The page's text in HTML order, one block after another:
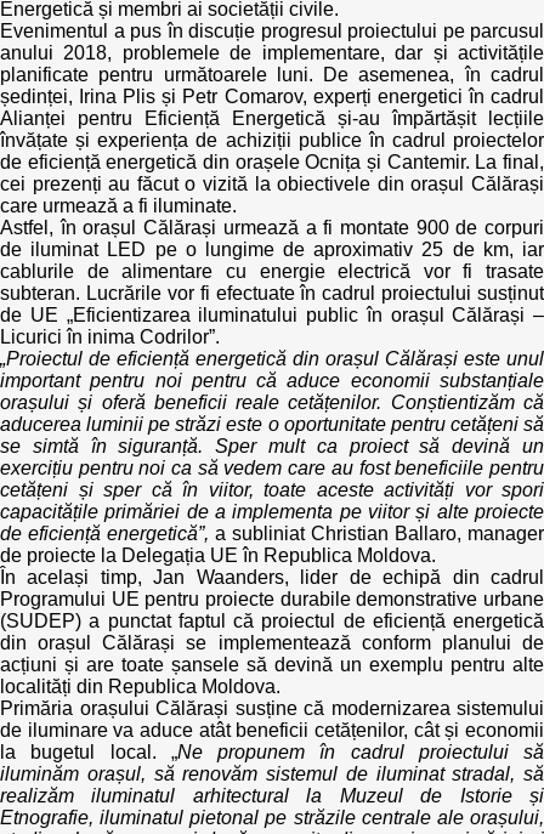
Energetică și membri ai societății civile.
Evenimentul a pus în discuție progresul proiectului pe parcusul
anului 2018, problemele de implementare, dar și activitățile
planificate pentru următoarele luni. De asemenea, în cadrul
ședinței, Irina Plis și Petr Comarov, experți energetici în cadrul
Alianței pentru Eficiență Energetică și-au împărtășit lecțiile
învățate și experiența de achiziții publice în cadrul proiectelor
de eficiență energetică din orașele Ocnița și Cantemir. La final,
cei prezenți au făcut o vizită la obiectivele din orașul Călărași
care urmează a fi iluminate.
Astfel, în orașul Călărași urmează a fi montate 900 de corpuri
de iluminat LED pe o lungime de aproximativ 25 de km, iar
cablurile de alimentare cu energie electrică vor fi trasate
subteran. Lucrările vor fi efectuate în cadrul proiectului susținut
de UE „Eficientizarea iluminatului public în orașul Călărași –
Licurici în inima Codrilor”.
„Proiectul de eficiență energetică din orașul Călărași este unul
important pentru noi pentru că aduce economii substanțiale
orașului și oferă beneficii reale cetățenilor. Conștientizăm că
aducerea luminii pe străzi este o oportunitate pentru cetățeni să
se simtă în siguranță. Sper mult ca proiect să devină un
exercițiu pentru noi ca să vedem care au fost beneficiile pentru
cetățeni și sper că în viitor, toate aceste activități vor spori
capacitățile primăriei de a implementa pe viitor și alte proiecte
de eficiență energetică”, a subliniat Christian Ballaro, manager
de proiecte la Delegația UE în Republica Moldova.
În același timp, Jan Waanders, lider de echipă din cadrul
Programului UE pentru proiecte durabile demonstrative urbane
(SUDEP) a punctat faptul că proiectul de eficiență energetică
din orașul Călărași se implementează conform planului de
acțiuni și are toate șansele să devină un exemplu pentru alte
localități din Republica Moldova.
Primăria orașului Călărași susține că modernizarea sistemului
de iluminare va aduce atât beneficii cetățenilor, cât și economii
la bugetul local. „Ne propunem în cadrul proiectului să
iluminăm orașul, să renovăm sistemul de iluminat stradal, să
realizăm iluminatul arhitectural la Muzeul de Istorie și
Etnografie, iluminatul pietonal pe străzile centrale ale orașului,